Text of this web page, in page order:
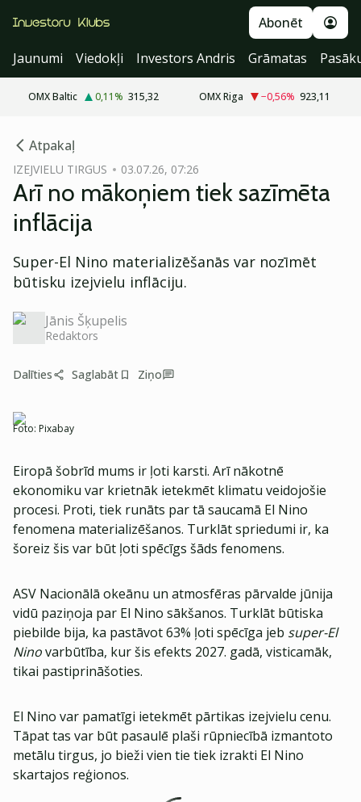
Abonēt
Jaunumi
Viedokļi Investors Andris Grāmatas
OMX Baltic 0,11% 315,32 OMX Riga −0,56% 923,11
Atpakaļ
IZEJVIELU TIRGUS 03.07.26, 07:26
Arī no mākoņiem tiek sazīmēta
inflācija
Super-El Nino materializēšanās var nozīmēt
būtisku izejvielu inflāciju.
Jānis Šķupelis
Redaktors
Dalīties Saglabāt Ziņo
Foto: Pixabay
Eiropā šobrīd mums ir ļoti karsti. Arī nākotnē
ekonomiku var krietnāk ietekmēt klimatu veidojošie
procesi. Proti, tiek runāts par tā saucamā El Nino
fenomena materializēšanos. Turklāt spriedumi ir, ka
šoreiz šis var būt ļoti spēcīgs šāds fenomens.
ASV Nacionālā okeānu un atmosfēras pārvalde jūnija
vidū paziņoja par El Nino sākšanos. Turklāt būtiska
piebilde bija, ka pastāvot 63% ļoti spēcīga jeb super-El
Ninovarbūtība, kur šis efekts 2027. gadā, visticamāk,
tikai pastiprināšoties.
El Nino var pamatīgi ietekmēt pārtikas izejvielu cenu.
Tāpat tas var būt pasaulē plaši rūpniecībā izmantoto
metālu tirgus, jo bieži vien tie tiek izrakti El Nino
skartajos reģionos.